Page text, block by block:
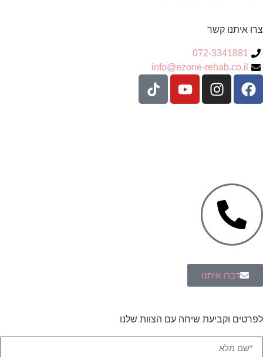
צרו איתנו קשר
072-3341881
info@ezone-rehab.co.il
דברו איתנו
לפרטים וקביעת שיחה עם הצוות שלנו